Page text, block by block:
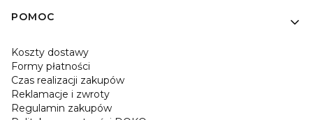
POMOC
Koszty dostawy
Formy płatności
Czas realizacji zakupów
Reklamacje i zwroty
Regulamin zakupów